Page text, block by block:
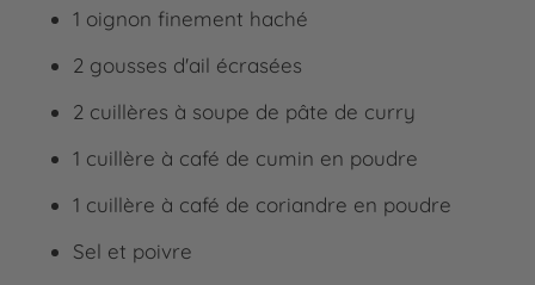
1 oignon finement haché
2 gousses d'ail écrasées
2 cuillères à soupe de pâte de curry
1 cuillère à café de cumin en poudre
1 cuillère à café de coriandre en poudre
Sel et poivre